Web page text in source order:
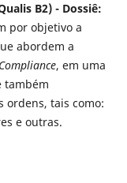
B2) - Dossiê:
por objetivo a
abordem a
Compliance, em uma
também
ordens, tais como:
e outras.